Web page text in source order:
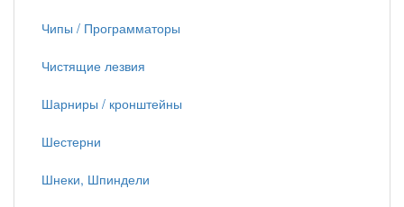
Чипы / Программаторы
Чистящие лезвия
Шарниры / кронштейны
Шестерни
Шнеки, Шпиндели